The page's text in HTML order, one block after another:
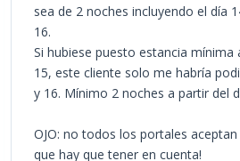
sea de 2 noches incluyendo el día
16.
Si hubiese puesto estancia mínima
15, este cliente solo me habría
y 16. Mínimo 2 noches a partir del
OJO: no todos los portales
que hay que tener en cuenta!